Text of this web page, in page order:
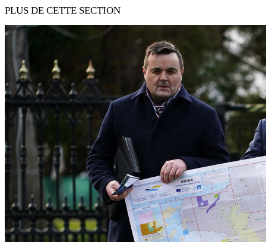
PLUS DE CETTE SECTION